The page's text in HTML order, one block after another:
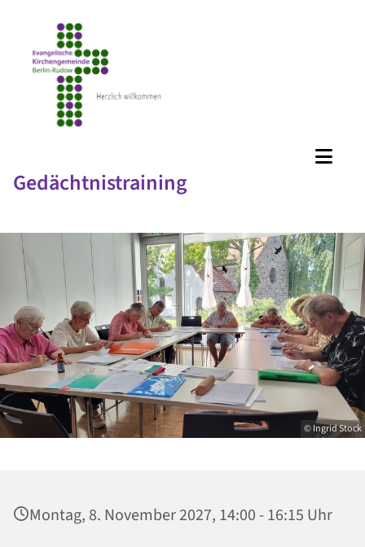
Gedächtnistraining
© Ingrid Stock
Montag, 8. November 2027, 14:00 - 16:15 Uhr